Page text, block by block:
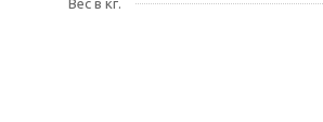
Вес в кг.